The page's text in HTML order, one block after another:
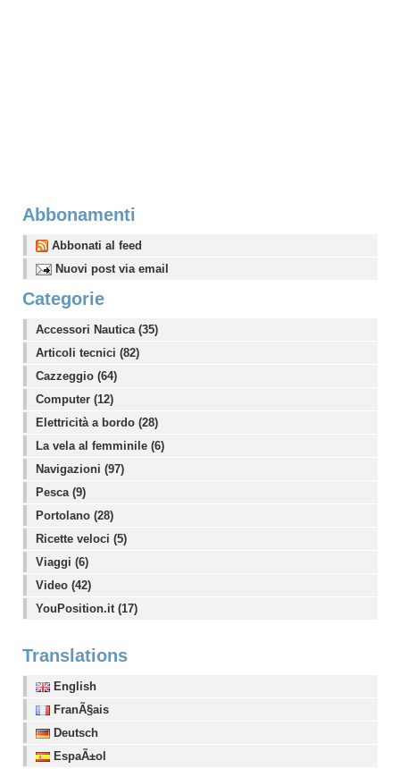
Abbonamenti
Abbonati al feed
Nuovi post via email
Categorie
Accessori Nautica (35)
Articoli tecnici (82)
Cazzeggio (64)
Computer (12)
Elettricità a bordo (28)
La vela al femminile (6)
Navigazioni (97)
Pesca (9)
Portolano (28)
Ricette veloci (5)
Viaggi (6)
Video (42)
YouPosition.it (17)
Translations
English
FranÃ§ais
Deutsch
EspaÃ±ol